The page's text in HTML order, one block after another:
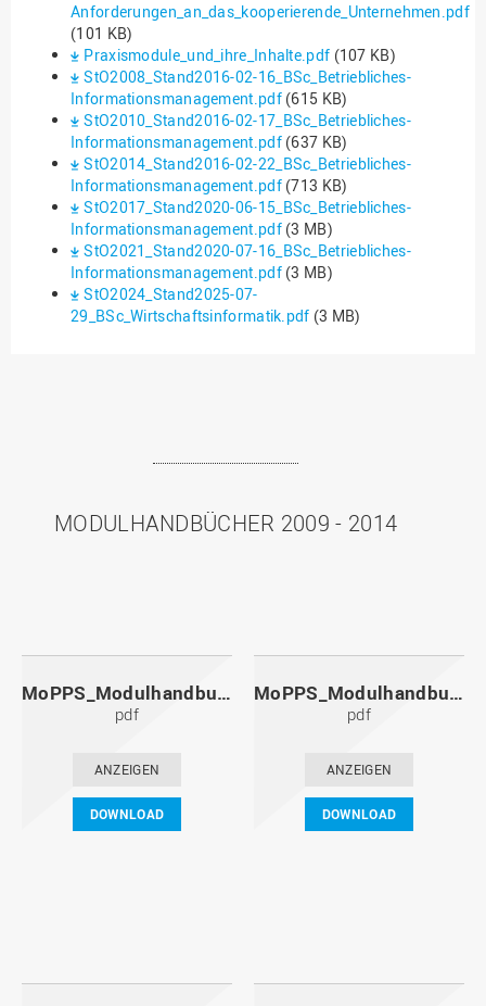
Anforderungen_an_das_kooperierende_Unternehmen.pdf
(101 KB)
Praxismodule_und_ihre_Inhalte.pdf (107 KB)
StO2008_Stand2016-02-16_BSc_Betriebliches-
Informationsmanagement.pdf (615 KB)
StO2010_Stand2016-02-17_BSc_Betriebliches-
Informationsmanagement.pdf (637 KB)
StO2014_Stand2016-02-22_BSc_Betriebliches-
Informationsmanagement.pdf (713 KB)
StO2017_Stand2020-06-15_BSc_Betriebliches-
Informationsmanagement.pdf (3 MB)
StO2021_Stand2020-07-16_BSc_Betriebliches-
Informationsmanagement.pdf (3 MB)
StO2024_Stand2025-07-
29_BSc_Wirtschaftsinformatik.pdf (3 MB)
MODULHANDBÜCHER 2009 - 2014
MoPPS_Modulhandbuch_20141201.pdf
pdf
ANZEIGEN
DOWNLOAD
MoPPS_Modulhandbuch_20140601.pdf
pdf
ANZEIGEN
DOWNLOAD